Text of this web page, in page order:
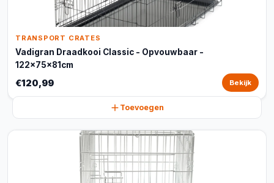
TRANSPORT CRATES
Vadigran Draadkooi Classic - Opvouwbaar -
122x75x81cm
€120,99 Bekijk
Toevoegen